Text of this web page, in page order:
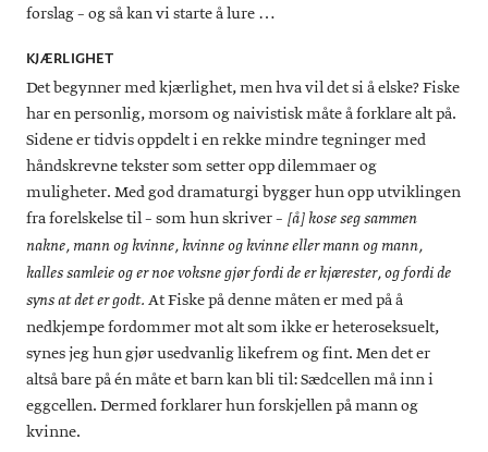
forslag – og så kan vi starte å lure …
KJÆRLIGHET
Det begynner med kjærlighet, men hva vil det si å elske? Fiske
har en personlig, morsom og naivistisk måte å forklare alt på.
Sidene er tidvis oppdelt i en rekke mindre tegninger med
håndskrevne tekster som setter opp dilemmaer og
muligheter. Med god dramaturgi bygger hun opp utviklingen
fra forelskelse til – som hun skriver – [å] kose seg sammen
nakne, mann og kvinne, kvinne og kvinne eller mann og mann,
kalles samleie og er noe voksne gjør fordi de er kjærester, og fordi de
syns at det er godt. At Fiske på denne måten er med på å
nedkjempe fordommer mot alt som ikke er heteroseksuelt,
synes jeg hun gjør usedvanlig likefrem og fint. Men det er
altså bare på én måte et barn kan bli til: Sædcellen må inn i
eggcellen. Dermed forklarer hun forskjellen på mann og
kvinne.